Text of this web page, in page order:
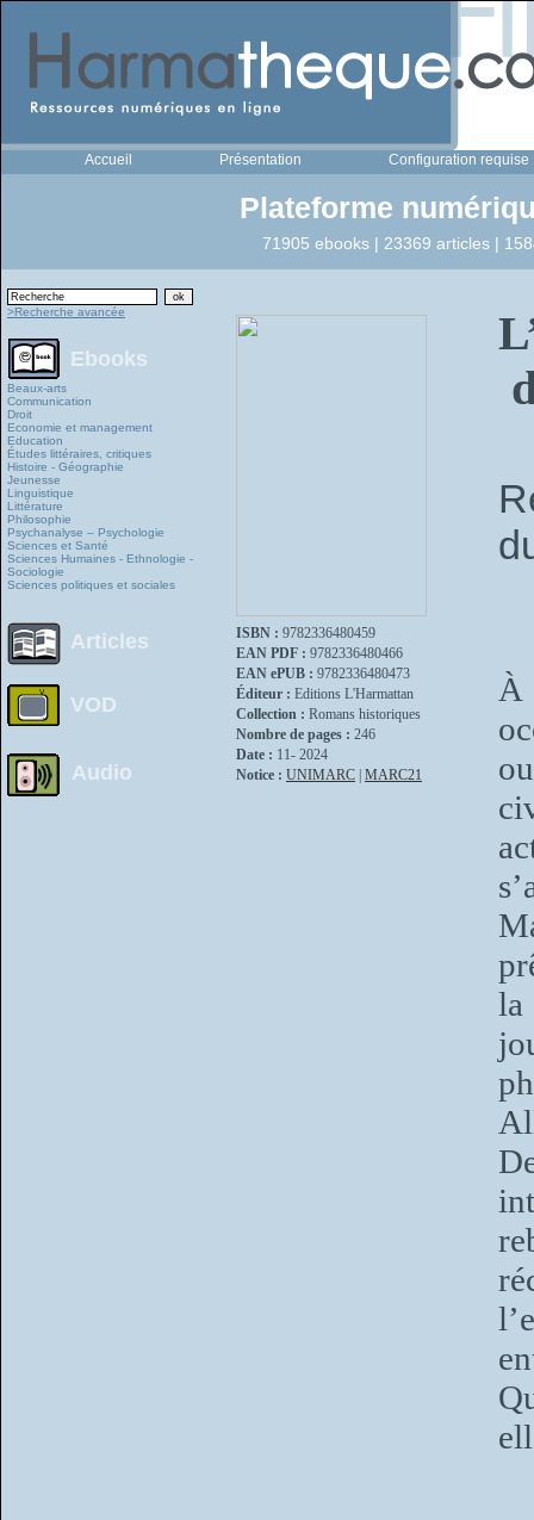
Accueil Présentation Configuration requise
Plateforme
71905 ebooks | 23369 articles |
>Recherche avancée
Ebooks
Beaux-arts
Communication
Droit
Economie et management
Education
Études littéraires, critiques
Histoire - Géographie
Jeunesse
Linguistique
Littérature
Philosophie
Psychanalyse – Psychologie
Sciences et Santé
Sciences Humaines - Ethnologie -
Sociologie
Sciences politiques et sociales
Articles
VOD
Audio
ISBN : 9782336480459
EAN PDF : 9782336480466
EAN ePUB : 9782336480473
Éditeur : Editions L'Harmattan
Collection : Romans historiques
Nombre de pages : 246
Date : 11- 2024
Notice : UNIMARC MARC21
À
la